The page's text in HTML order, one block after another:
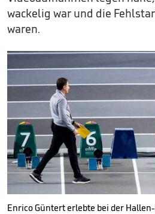
wackelig war und die
waren.
Enrico Güntert erlebte bei der